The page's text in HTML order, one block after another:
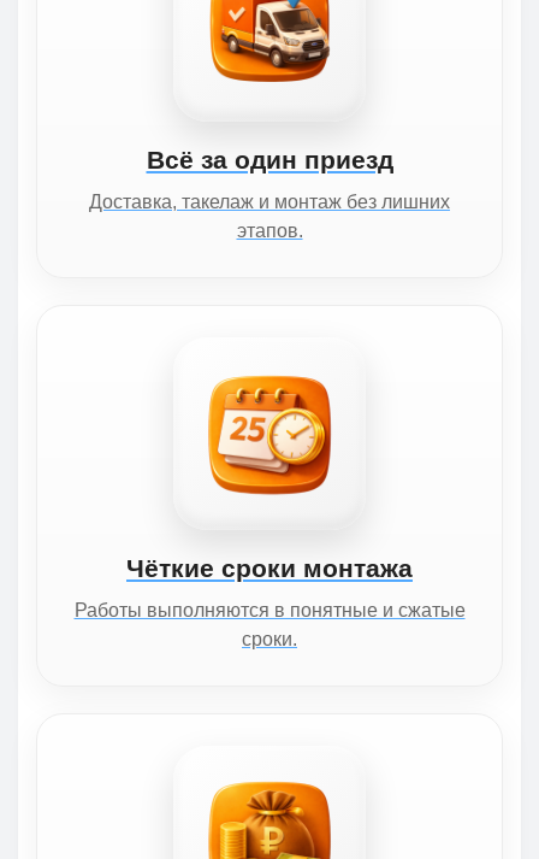
Всё за один приезд
Доставка, такелаж и монтаж без лишних
этапов.
Чёткие сроки монтажа
Работы выполняются в понятные и сжатые
сроки.